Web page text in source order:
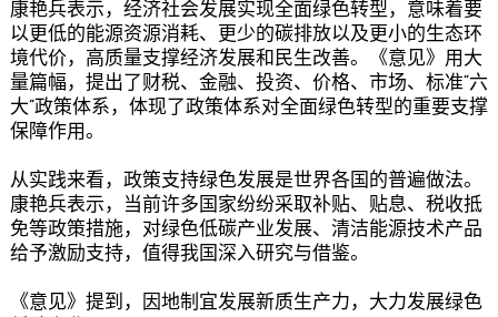
康艳兵表示，经济社会发展实现全面绿色转型，意味着要
以更低的能源资源消耗、更少的碳排放以及更小的生态环
境代价，高质量支撑经济发展和民生改善。《意见》用大
量篇幅，提出了财税、金融、投资、价格、市场、标准“六
大”政策体系，体现了政策体系对全面绿色转型的重要支撑
保障作用。
从实践来看，政策支持绿色发展是世界各国的普遍做法。
康艳兵表示，当前许多国家纷纷采取补贴、贴息、税收抵
免等政策措施，对绿色低碳产业发展、清洁能源技术产品
给予激励支持，值得我国深入研究与借鉴。
《意见》提到，因地制宜发展新质生产力，大力发展绿色